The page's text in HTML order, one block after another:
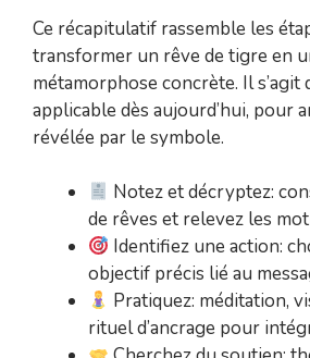
Ce récapitulatif rassemble les
transformer un rêve de tigre en
métamorphose concrète. Il s’agit
applicable dès aujourd’hui, pour
révélée par le symbole.
Notez et décryptez:
de rêves et relevez les
Identifiez une action:
objectif précis lié au
Pratiquez: méditation,
rituel d’ancrage pour